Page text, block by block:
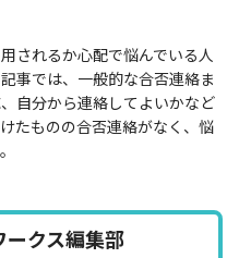
されるか心配で悩んでいる人
事では、一般的な合否連絡ま
自分から連絡してよいかなど
たものの合否連絡がなく、悩
ークス編集部